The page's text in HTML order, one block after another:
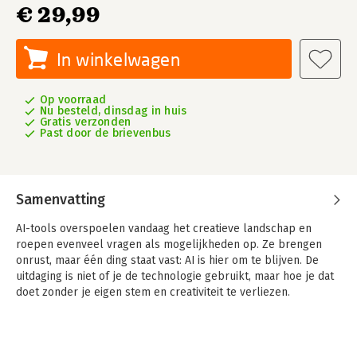
€ 29,99
In winkelwagen
Op voorraad
Nu besteld, dinsdag in huis
Gratis verzonden
Past door de brievenbus
Samenvatting
AI-tools overspoelen vandaag het creatieve landschap en
roepen evenveel vragen als mogelijkheden op. Ze brengen
onrust, maar één ding staat vast: AI is hier om te blijven. De
uitdaging is niet of je de technologie gebruikt, maar hoe je dat
doet zonder je eigen stem en creativiteit te verliezen.